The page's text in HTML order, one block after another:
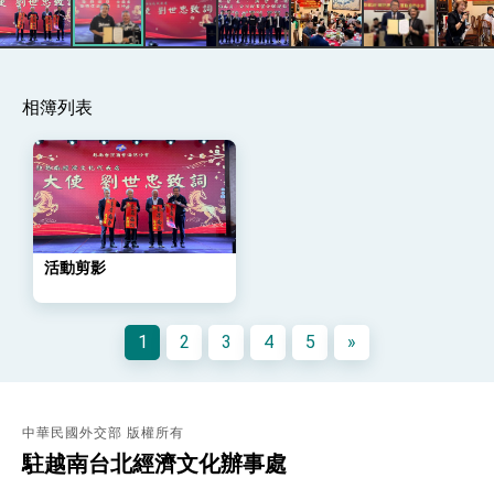
臺美經貿談判獲階段性成果 卓揆期勉爭取時間完
成「臺美對等貿易協定」簽署
外交部長林佳龍主持第35次「參與亞太經濟合作
策略小組」跨部會會議
民調顯示多數國人滿意政府外交表現，高度支持
「總合外交」與台歐美日關係深化
總統以「韌性之島，希望之光」為題發表2026新
年談話
會 強調以實力守護台海和平 以決心掌握國家
變局中 奮起的新臺灣 總統發表國慶演說
賴總統就職演說影片
總統重要談話
相簿列表
活動剪影
1 2 3 4 5 »
中華民國外交部 版權所有
駐越南台北經濟文化辦事處